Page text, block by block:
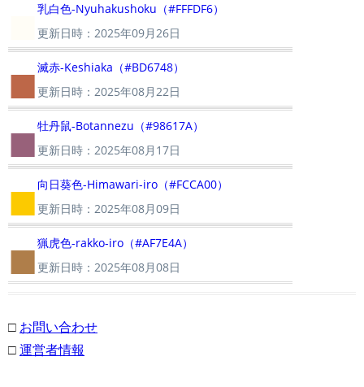
乳白色-Nyuhakushoku（#FFFDF6）
更新日時：2025年09月26日
■滅赤-Keshiaka（#BD6748）
更新日時：2025年08月22日
■牡丹鼠-Botannezu（#98617A）
更新日時：2025年08月17日
■ 向日葵色-Himawari-iro（#FCCA00）
更新日時：2025年08月09日
■猟虎色-rakko-iro（#AF7E4A）
更新日時：2025年08月08日
□ お問い合わせ
□運営者情報